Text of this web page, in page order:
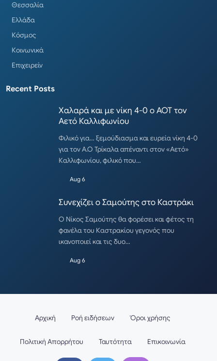
Θεσσαλία
Ελλάδα
Κόσμος
Κοινωνικά
Επιχειρείν
Recent Posts
Χαλαρά και με νίκη 4-0 ο ΑΟΤ τον
Αετό Καλλιφωνίου
Φιλικό για… ξεμούδιασμα και ευρεία νίκη 4-0
για τον Α.Ο Τρίκαλα απέναντι στον «Αετό»
Καλλιφωνίου, φιλικό που…
Aug 6
Συνεχίζει ο Σαμούτης στο Καστράκι
Ο Νίκος Σαμούτης θα φορέσει και φέτος τη
φανέλα του Καστρακίου γεγονός που
ικανοποιεί και τις δυο…
Aug 6
Αρχική Ροή ειδήσεων Όροι χρήσης
Πολιτική Απορρήτου Ταυτότητα Επικοινωνία